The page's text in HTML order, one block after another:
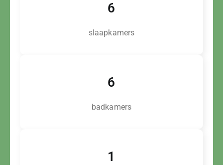
6
slaapkamers
6
badkamers
1